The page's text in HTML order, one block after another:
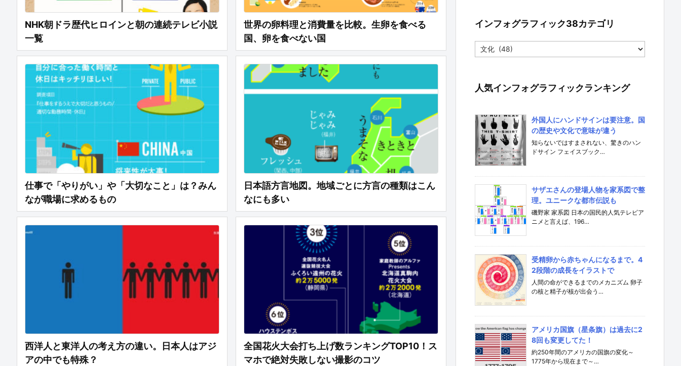
NHK朝ドラ歴代ヒロインと朝の連続テレビ小説
一覧
世界の卵料理と消費量を比較。生卵を食べる
国、卵を食べない国
仕事で「やりがい」や「大切なこと」は？みん
なが職場に求めるもの
日本語方言地図。地域ごとに方言の種類はこん
なにも多い
西洋人と東洋人の考え方の違い。日本人はアジ
アの中でも特殊？
全国花火大会打ち上げ数ランキングTOP10！ス
マホで絶対失敗しない撮影のコツ
インフォグラフィック38カテゴリ
イ
ン
グ
ラ
ィ
ッ
ク
8
カ
テ
ゴ
リ
人気インフォグラフィックランキング
外国人にハンドサインは要注意。国
の歴史や文化で意味が違う
知らないではすまされない、驚きのハン
ドサイン フェイスブック…
サザエさんの登場人物を家系図で整
理。ユニークな都市伝説も
磯野家 家系図 日本の国民的人気テレビア
ニメと言えば、196…
受精卵から赤ちゃんになるまで。4
2段階の成長をイラストで
人間の命ができるまでのメカニズム 卵子
の核と精子が核が出会う…
アメリカ国旗（星条旗）は過去に2
8回も変更してた！
約250年間のアメリカの国旗の変化～
1775年から現在まで～…